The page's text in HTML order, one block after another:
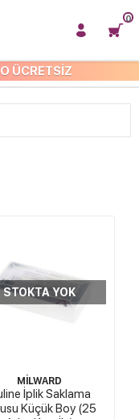
ÜCRETSİZ
0
STOKTA YOK
MİLWARD
İplik Saklama
Küçük Boy (25